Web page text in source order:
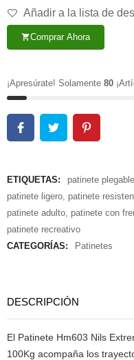
Añadir a la lista de
shopping_cartComprar Ahora
¡Apresúrate! Solamente 80
ETIQUETAS: patinete plegable
patinete ligero patinete
patinete adulto patinete con
patinete recreativo
CATEGORÍAS:
Patinetes
DESCRIPCIÓN
El Patinete Hm603 Nils
100Kg acompaña los